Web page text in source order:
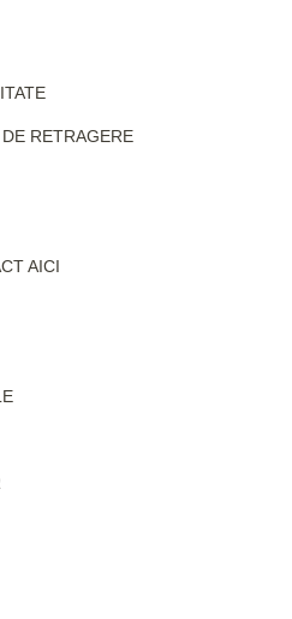
RETRAGERE
AICI